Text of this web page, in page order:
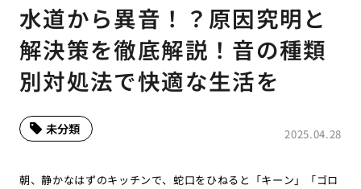
水道から異音！？原因究明と
解決策を徹底解説！音の種類
別対処法で快適な生活を
2025.04.28
未分類
朝、静かなはずのキッチンで、蛇口をひねると「キーン」「ゴロ